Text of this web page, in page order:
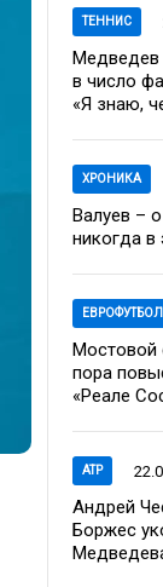
ТЕННИС
Медведев
в число
«Я знаю,
ХРОНИКА
Валуев –
никогда в
ЕВРОФУТБОЛ
Мостовой
пора
«Реале
ATP
Андрей
Боржес